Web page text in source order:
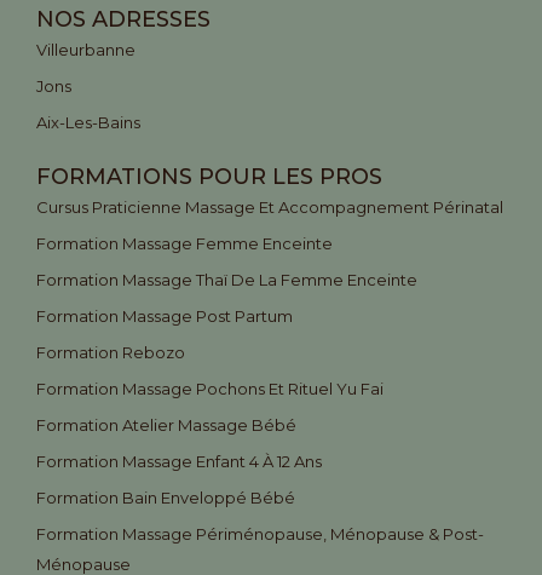
NOS ADRESSES
Villeurbanne
Jons
Aix-Les-Bains
FORMATIONS POUR LES PROS
Cursus Praticienne Massage Et Accompagnement Périnatal
Formation Massage Femme Enceinte
Formation Massage Thaï De La Femme Enceinte
Formation Massage Post Partum
Formation Rebozo
Formation Massage Pochons Et Rituel Yu Fai
Formation Atelier Massage Bébé
Formation Massage Enfant 4 À 12 Ans
Formation Bain Enveloppé Bébé
Formation Massage Périménopause, Ménopause & Post-
Ménopause